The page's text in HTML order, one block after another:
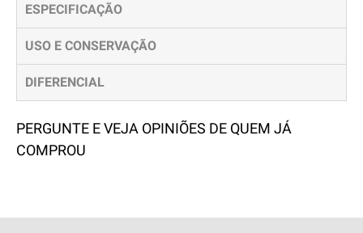
ESPECIFICAÇÃO
USO E CONSERVAÇÃO
DIFERENCIAL
PERGUNTE E VEJA OPINIÕES DE QUEM JÁ
COMPROU